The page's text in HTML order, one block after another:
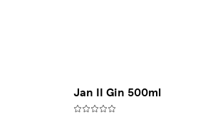
Jan II Gin 500ml